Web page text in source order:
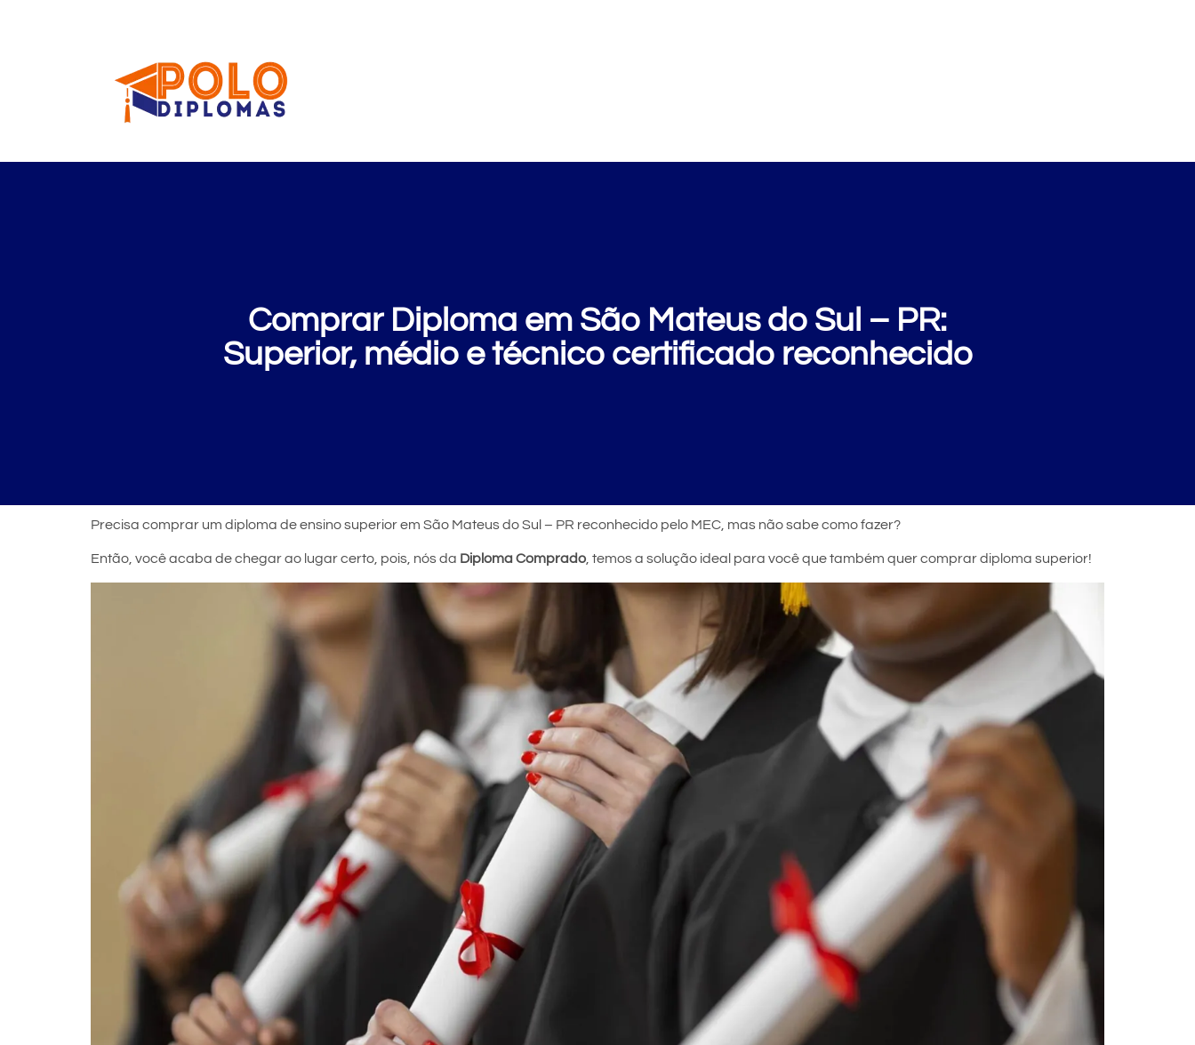
Comprar Diploma em São Mateus do Sul – PR:
Superior, médio e técnico certificado reconhecido
Precisa comprar um diploma de ensino superior em São Mateus do Sul – PR reconhecido pelo MEC, mas não sabe como fazer?
Então, você acaba de chegar ao lugar certo, pois, nós da Diploma Comprado, temos a solução ideal para você que também quer comprar diploma superior!